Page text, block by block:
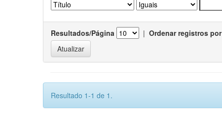
Resultados/Página | Ordenar registros por
Resultado 1-1 de 1.